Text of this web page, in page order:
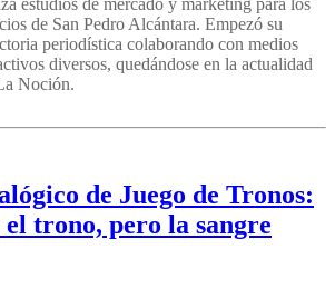
estudios de mercado y marketing para los
de San Pedro Alcántara. Empezó su
periodística colaborando con medios
diversos, quedándose en la actualidad
Noción.
de Juego de Tronos:
trono, pero la sangre